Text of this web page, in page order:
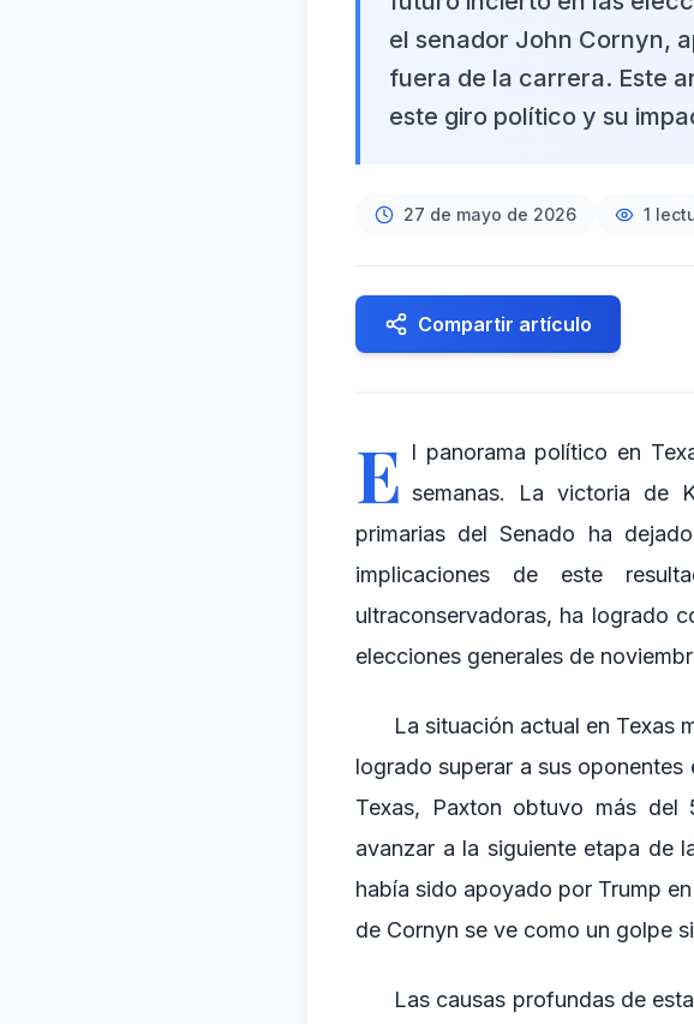
el senador John Cornyn,
fuera de la carrera. Este
este giro político y su
27 de mayo de 2026 1
Compartir artículo
E l panorama político en
semanas. La victoria de
primarias del Senado ha
implicaciones de este
ultraconservadoras, ha logrado
elecciones generales de
La situación actual en Texas
logrado superar a sus
Texas, Paxton obtuvo más
avanzar a la siguiente etapa de
había sido apoyado por Trump
de Cornyn se ve como un golpe
Las causas profundas de